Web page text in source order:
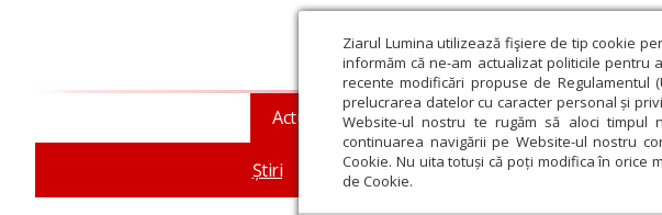
Ziarul Lumina utilizează fişiere de tip cookie
informăm că ne-am actualizat politicile pentru
recente modificări propuse de Regulamentul
prelucrarea datelor cu caracter personal și
Website-ul nostru te rugăm să aloci timpul
continuarea navigării pe Website-ul nostru
Cookie. Nu uita totuși că poți modifica în orice
de Cookie.
Actualitate religioasă
Știri Mesaje și cuvântări An omagial
Teologie și